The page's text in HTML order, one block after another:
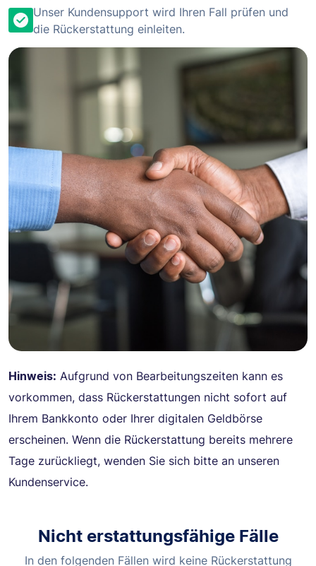
Unser Kundensupport wird Ihren Fall prüfen und
die Rückerstattung einleiten.
Hinweis: Aufgrund von Bearbeitungszeiten kann es
vorkommen, dass Rückerstattungen nicht sofort auf
Ihrem Bankkonto oder Ihrer digitalen Geldbörse
erscheinen. Wenn die Rückerstattung bereits mehrere
Tage zurückliegt, wenden Sie sich bitte an unseren
Kundenservice.
Nicht erstattungsfähige Fälle
In den folgenden Fällen wird keine Rückerstattung